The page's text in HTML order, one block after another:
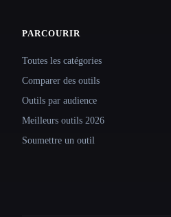
Site navigation
PARCOURIR
Toutes les catégories
Comparer des outils
Outils par audience
Meilleurs outils 2026
Soumettre un outil